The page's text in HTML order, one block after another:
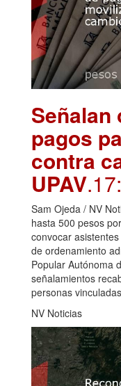
Señalan
pagos
contra
UPAV
Sam Ojeda / NV
hasta 500 pesos
convocar
de ordenamiento
Popular Autónoma
señalamientos
personas
NV Noticias